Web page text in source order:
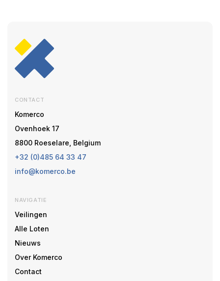
CONTACT
Komerco
Ovenhoek 17
8800 Roeselare, Belgium
+32 (0)485 64 33 47
info@komerco.be
NAVIGATIE
Veilingen
Alle Loten
Nieuws
Over Komerco
Contact